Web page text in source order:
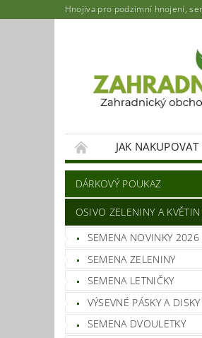
Hnojiva pro podzimní hnojení,
JAK NAKUPOVAT
DÁRKOVÝ POUKAZ
OSIVO ZELENINY A KVĚTIN
SEMENA NOVINKY 2026
SEMENA ZELENINY
SEMENA LETNIČKY
VÝSEVNÉ PÁSKY A DISKY
SEMENA DVOULETKY